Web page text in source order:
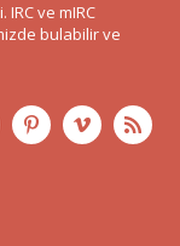
ve mIRC
bulabilir ve